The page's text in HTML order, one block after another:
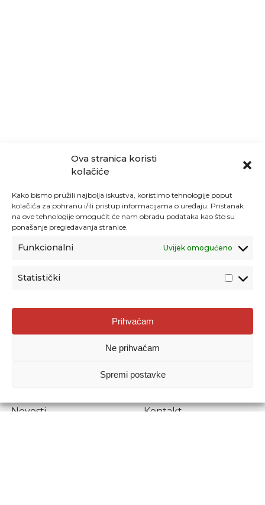
Ova stranica koristi
kolačiće
Kako bismo pružili najbolja iskustva, koristimo tehnologije poput
kolačića za pohranu i/ili pristup informacijama o uređaju. Pristanak
na ove tehnologije omogućit će nam obradu podataka kao što su
ponašanje pregledavanja stranice.
Funkcionalni Uvijek omogućeno
Statistički
Prihvaćam
Ne prihvaćam
Spremi postavke
Agencija za odgoj i obrazovanje
Donje Svetice 38, 10000 Zagreb
1778129
Prenošenje sadržaja dopušteno je uz navođenje izvora.
Novosti
Kontakt